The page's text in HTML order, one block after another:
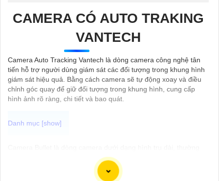
CAMERA CÓ AUTO TRAKING
VANTECH
Camera Auto Tracking Vantech là dòng camera công nghệ tân
tiến hỗ trợ người dùng giám sát các đối tượng trong khung hình
giám sát hiệu quả. Bằng cách camera sẽ tự động xoay và điều
chỉnh góc quay để giữ đối tượng trong khung hình, cung cấp
hình ảnh rõ ràng, chi tiết và bao quát.
được sử dụng để ghi lại hình ảnh và video ngoài trời hay những
nơi có điều kiện thời tiết khắc nghiệt. Camera Bullet thường có
khả năng quay đêm, chống nước, chống bụi, và có chất lượng